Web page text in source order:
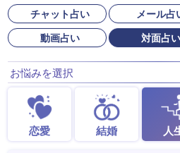
チャット占い メール占
動画占い
対面占い
お悩みを選択
恋愛 結婚 人